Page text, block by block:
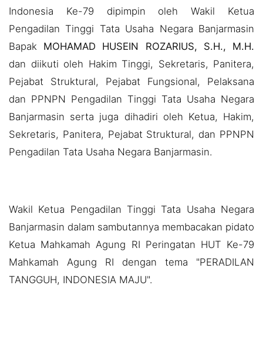
Indonesia Ke-79 dipimpin oleh Wakil Ketua
Pengadilan Tinggi Tata Usaha Negara Banjarmasin
Bapak MOHAMAD HUSEIN ROZARIUS, S.H., M.H.
dan diikuti oleh Hakim Tinggi, Sekretaris, Panitera,
Pejabat Struktural, Pejabat Fungsional, Pelaksana
dan PPNPN Pengadilan Tinggi Tata Usaha Negara
Banjarmasin serta juga dihadiri oleh Ketua, Hakim,
Sekretaris, Panitera, Pejabat Struktural, dan PPNPN
Pengadilan Tata Usaha Negara Banjarmasin.
Wakil Ketua Pengadilan Tinggi Tata Usaha Negara
Banjarmasin dalam sambutannya membacakan pidato
Ketua Mahkamah Agung RI Peringatan HUT Ke-79
Mahkamah Agung RI dengan tema "PERADILAN
TANGGUH, INDONESIA MAJU".